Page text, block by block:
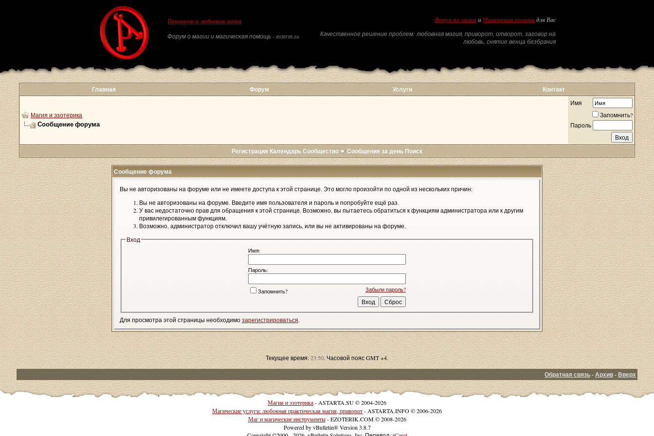
Приворот и любовная магия
Форум о магии и магическая помощь - astarta.su
Форум по магии и Магическая помощь для Вас
Качественное решение проблем: любовная магия, приворот, отворот, заговор на
любовь, снятие венца безбрачия
Главная Форум Услуги Контакт
Магия и эзотерика
Сообщение форума
Имя
Запомнить?
Пароль
Регистрация КалендарьСообщество Сообщения за день Поиск
Сообщение форума
Вы не авторизованы на форуме или не имеете доступа к этой странице. Это могло произойти по одной из нескольких причин:
Вы не авторизованы на форуме. Введите имя пользователя и пароль и попробуйте ещё раз.
У вас недостаточно прав для обращения к этой странице. Возможно, вы пытаетесь обратиться к функциям администратора или к другим
привилегированным функциям.
Возможно, администратор отключил вашу учётную запись, или вы не активированы на форуме.
Вход
Имя:
Пароль:
Забыли пароль?
Запомнить?
Для просмотра этой страницы необходимозарегистрироваться.
Текущее время:23:50. Часовой пояс GMT +4.
Обратная связь-Архив-Вверх
Магия и эзотерика- ASTARTA.SU © 2004-2026
Магические услуги: любовная практическая магия, приворот- ASTARTA.INFO © 2006-2026
Маг и магические инструменты- EZOTERIK.COM © 2008-2026
Powered by vBulletin® Version 3.8.7